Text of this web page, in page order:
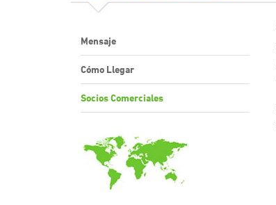
Mensaje
Cómo Llegar
Socios Comerciales